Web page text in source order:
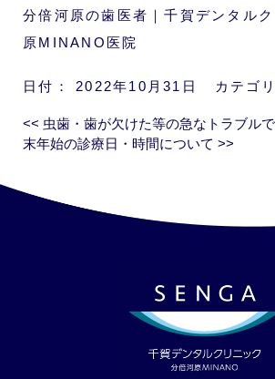
分倍河原の歯医者｜千賀デンタル
原MINANO医院
日付： 2022年10月31日 カテゴリ
<< 虫歯・歯が欠けた等の急なトラブル
末年始の診療日・時間について >>